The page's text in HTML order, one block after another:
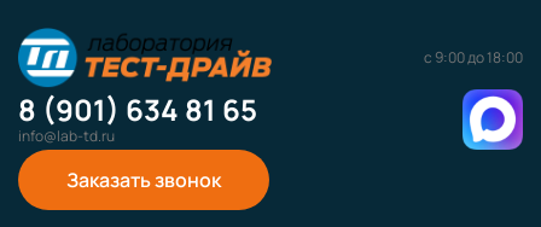
с 9:00 до 18:00
8 (901) 634 81 65
info@lab-td.ru
Заказать звонок